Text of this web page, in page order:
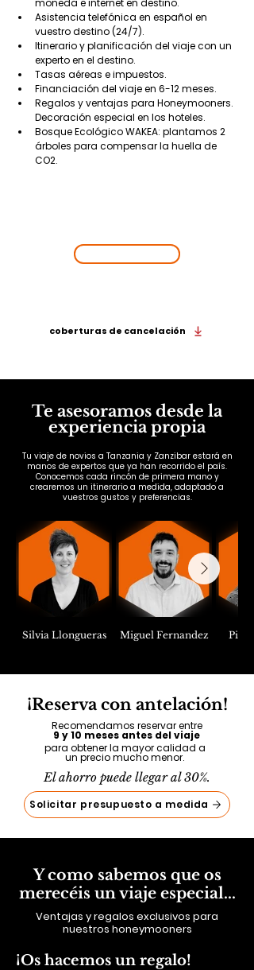
moneda e internet en destino.
Asistencia telefónica en español en
vuestro destino (24/7).
Itinerario y planificación del viaje con un
experto en el destino.
Tasas aéreas e impuestos.
Financiación del viaje en 6-12 meses.
Regalos y ventajas para Honeymooners.
Decoración especial en los hoteles.
Bosque Ecológico WAKEA: plantamos 2
árboles para compensar la huella de
CO2.
coberturas de cancelación
Te asesoramos desde la
experiencia propia
Tu viaje de novios a Tanzania y Zanzibar estará en
manos de expertos que ya han recorrido el país.
Conocemos cada rincón de primera mano y
crearemos un itinerario a medida, adaptado a
vuestros gustos y preferencias.
Silvia Llongueras Miguel Fernandez Pilar
¡Reserva con antelación!
Recomendamos reservar entre
9 y 10 meses antes del viaje
para obtener la mayor calidad a
un precio mucho menor.
El ahorro puede llegar al 30%.
Solicitar presupuesto a medida
Y como sabemos que os
merecéis un viaje especial...
Ventajas y regalos exclusivos para
nuestros honeymooners
¡Os hacemos un regalo!